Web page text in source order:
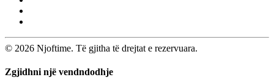
© 2026 Njoftime. Të gjitha të drejtat e rezervuara.
Zgjidhni një vendndodhje